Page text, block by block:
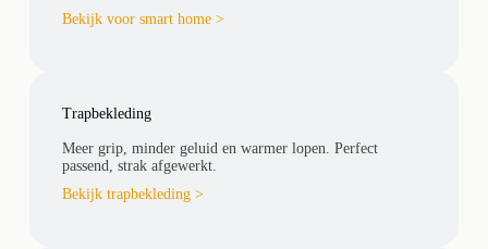
Bekijk voor smart home >
Trapbekleding
Meer grip, minder geluid en warmer lopen. Perfect
passend, strak afgewerkt.
Bekijk trapbekleding >